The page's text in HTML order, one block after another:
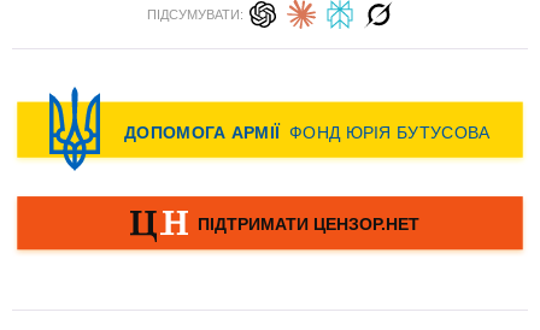
ПІДСУМУВАТИ: